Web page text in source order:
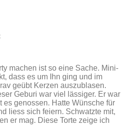
machen ist so eine Sache. Mini-
dass es um Ihn ging und im
geübt Kerzen auszublasen.
Geburi war viel lässiger. Er war
es genossen. Hatte Wünsche für
liess sich feiern. Schwatzte mit,
er mag. Diese Torte zeige ich